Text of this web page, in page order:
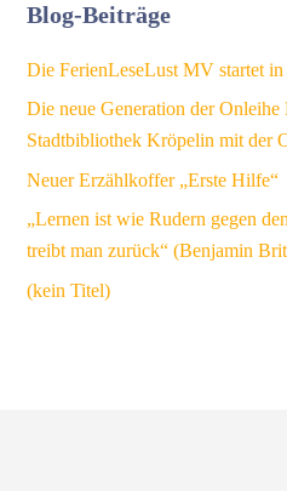
Blog-Beiträge
Die FerienLeseLust MV startet in
Die neue Generation der
Stadtbibliothek Kröpelin mit der
Neuer Erzählkoffer „Erste Hilfe“
„Lernen ist wie Rudern gegen
treibt man zurück“ (Benjamin
(kein Titel)